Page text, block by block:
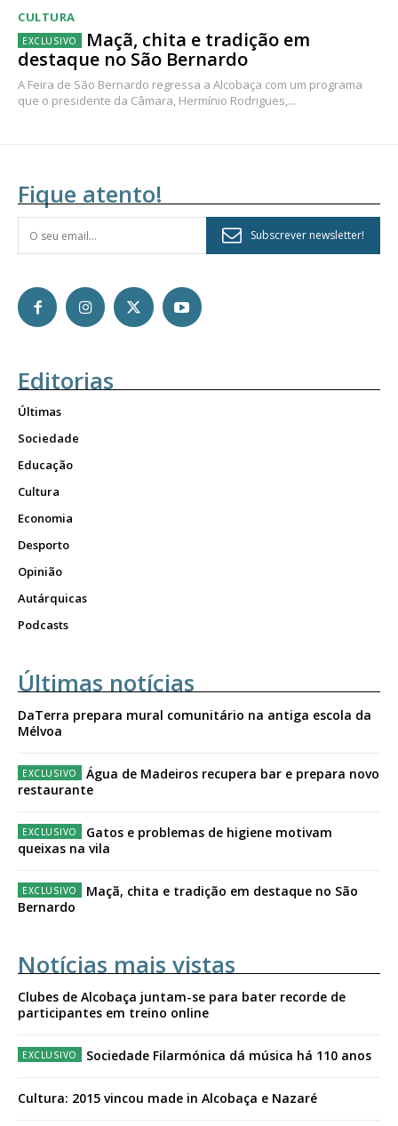
CULTURA
Maçã, chita e tradição em
destaque no São Bernardo
A Feira de São Bernardo regressa a Alcobaça com um programa
que o presidente da Câmara, Hermínio Rodrigues,...
Fique atento!
Subscrever newsletter!
Editorias
Últimas
Sociedade
Educação
Cultura
Economia
Desporto
Opinião
Autárquicas
Podcasts
Últimas notícias
DaTerra prepara mural comunitário na antiga escola da
Mélvoa
Água de Madeiros recupera bar e prepara novo
restaurante
Gatos e problemas de higiene motivam
queixas na vila
Maçã, chita e tradição em destaque no São
Bernardo
Notícias mais vistas
Clubes de Alcobaça juntam-se para bater recorde de
participantes em treino online
Sociedade Filarmónica dá música há 110 anos
Cultura: 2015 vincou made in Alcobaça e Nazaré